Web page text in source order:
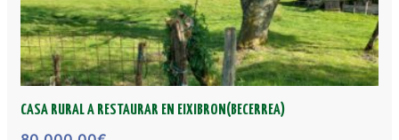
CASA RURAL A RESTAURAR EN EIXIBRON(BECERREA)